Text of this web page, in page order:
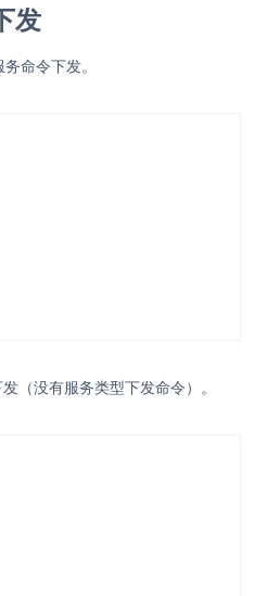
发
命令下发。
（没有服务类型下发命令）。